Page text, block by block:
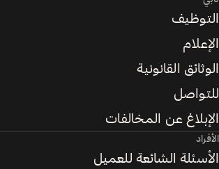
التوظيف
الإعلام
الوثائق القانونية
للتواصل
الإبلاغ عن المخالفات
الأفراد
الأسئلة الشائعة للعميل